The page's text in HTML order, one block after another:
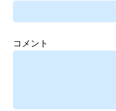
コメント